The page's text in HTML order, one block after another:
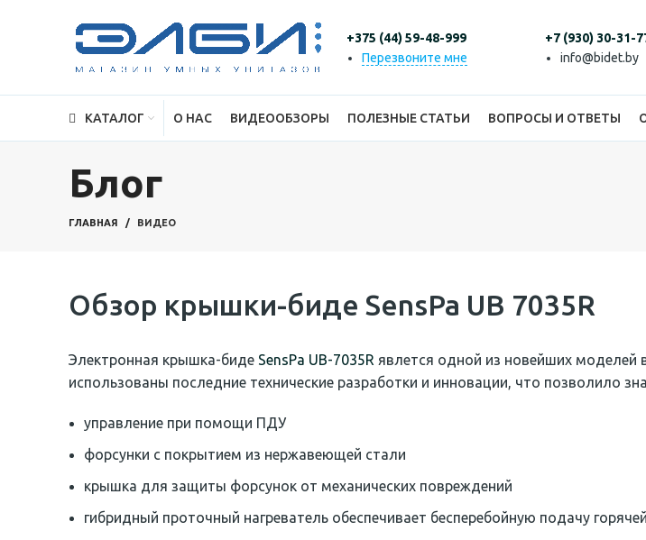
+375 (44) 59-48-999
Перезвоните мне
+7 (930) 30-31-
info@bidet.by
КАТАЛОГ О НАС ВИДЕООБЗОРЫ ПОЛЕЗНЫЕ СТАТЬИ ВОПРОСЫ И ОТВЕТЫ
Блог
ГЛАВНАЯ ВИДЕО
Обзор крышки-биде SensPa UB 7035R
Электронная крышка-биде SensPa UB-7035R явлется одной из новейших моделей
использованы последние технические разработки и инновации, что позволило
управление при помощи ПДУ
форсунки с покрытием из нержавеющей стали
крышка для защиты форсунок от механических повреждений
гибридный проточный нагреватель обеспечивает бесперебойную подачу